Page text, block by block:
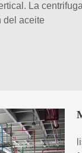
La
del aceite